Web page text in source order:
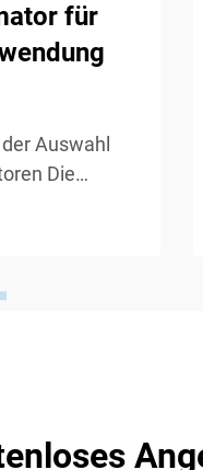
für
Auswahl
Die
eine
Sicherheit